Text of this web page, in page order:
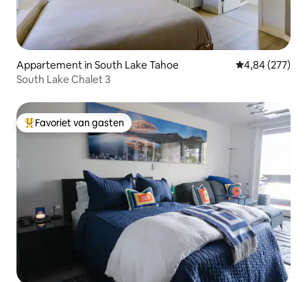
Appartement in South Lake Tahoe Gemiddelde
4,84 (277)
South Lake Chalet 3
Topfavoriet van gasten
Favoriet van gasten